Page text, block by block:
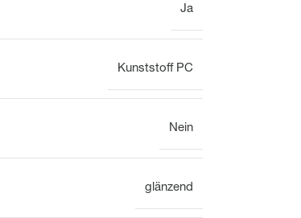
Elektronisch
Ja
Kunststoff PC
Nein
glänzend